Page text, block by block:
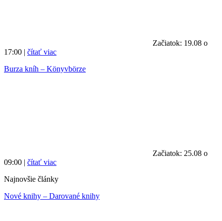
Začiatok: 19.08 o
17:00 | čítať viac
Burza kníh – Könyvbörze
Začiatok: 25.08 o
09:00 | čítať viac
Najnovšie články
Nové knihy – Darované knihy